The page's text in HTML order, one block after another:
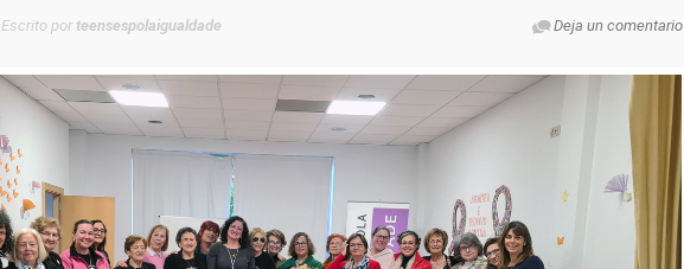
Deja un comentario
Escrito porteensespolaigualdade